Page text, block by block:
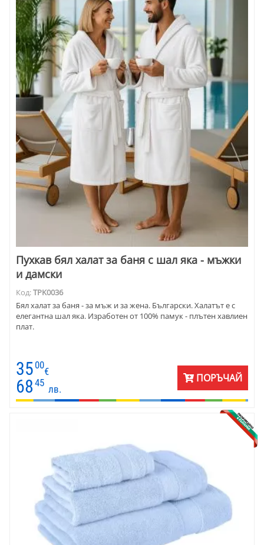
Пухкав бял халат за баня с шал яка - мъжки
и дамски
Код:TPK0036
Бял халат за баня - за мъж и за жена. Български. Халатът е с
елегантна шал яка. Изработен от 100% памук - плътен хавлиен
плат.
35 00
€
68 45
лв.
ПОРЪЧАЙ